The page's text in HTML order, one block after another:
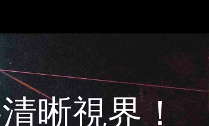
晰視界！